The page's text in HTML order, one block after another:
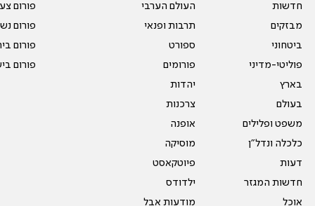
חדשות
מבזקים
ביטחוני
פוליטי-מדיני
בארץ
בעולם
משפט ופלילים
כלכלה ונדל"ן
דעות
חדשות המגזר
אוכל
העולם הערבי
תרבות ופנאי
ספורט
פורומים
יהדות
צרכנות
אופנה
מוסיקה
פיוטקאסט
ילדודס
מודעות אבל
פורום
פורום
פורום
פורום